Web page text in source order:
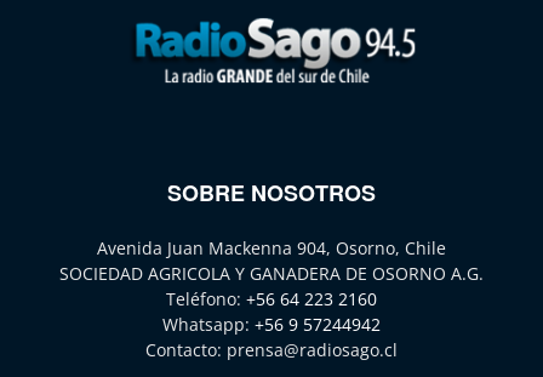
SOBRE NOSOTROS
Avenida Juan Mackenna 904, Osorno, Chile
SOCIEDAD AGRICOLA Y GANADERA DE OSORNO A.G.
Teléfono: +56 64 223 2160
Whatsapp: +56 9 57244942
Contacto: prensa@radiosago.cl